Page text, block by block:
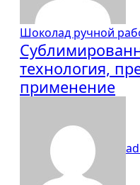
Шоколад ручной
технология,
применение